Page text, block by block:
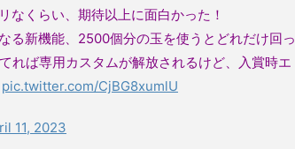
なくらい、期待以上に面白かった！
る新機能、2500個分の玉を使うとどれだけ回っ
れば専用カスタムが解放されるけど、入賞時エ
pic.twitter.com/CjBG8xumlU
11, 2023